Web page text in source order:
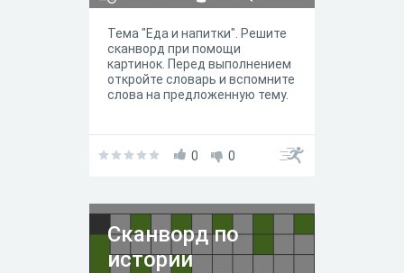
Тема "Еда и напитки". Решите
сканворд при помощи
картинок. Перед выполнением
откройте словарь и вспомните
слова на предложенную тему.
0 0
Сканворд по
истории